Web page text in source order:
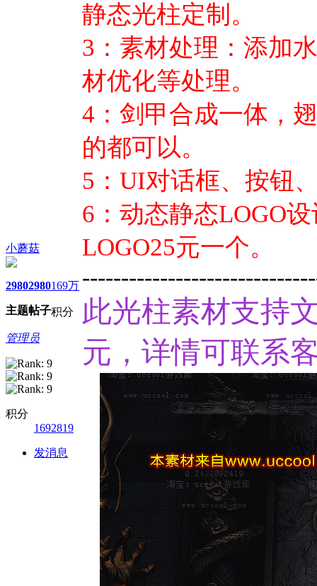
小蘑菇
2980
主题
2980
帖子
169万
积分
管理员
积分
1692819
发消息
静态光柱定制。
3：素材处理：添加
材优化等处理。
4：剑甲合成一体，
的都可以。
5：UI对话框、按钮
6：动态静态LOGO
LOGO25元一个。
此光柱素材支持
元，详情可联系